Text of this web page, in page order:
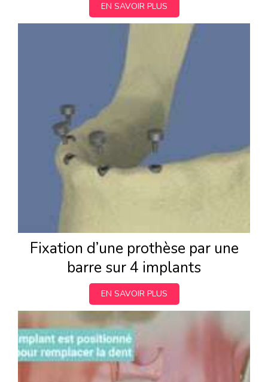
EN SAVOIR PLUS
Fixation d’une prothèse par une
barre sur 4 implants
EN SAVOIR PLUS